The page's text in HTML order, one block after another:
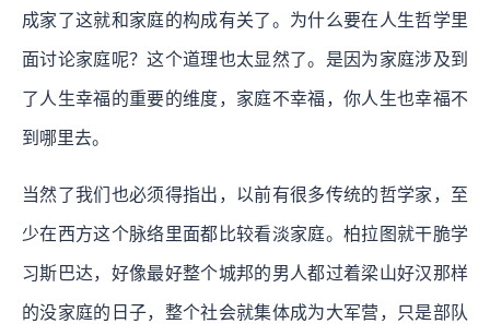
成家了这就和家庭的构成有关了。为什么要在人生哲学里
面讨论家庭呢？这个道理也太显然了。是因为家庭涉及到
了人生幸福的重要的维度，家庭不幸福，你人生也幸福不
到哪里去。
当然了我们也必须得指出，以前有很多传统的哲学家，至
少在西方这个脉络里面都比较看淡家庭。柏拉图就干脆学
习斯巴达，好像最好整个城邦的男人都过着梁山好汉那样
的没家庭的日子，整个社会就集体成为大军营，只是部队